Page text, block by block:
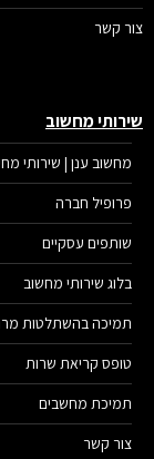
קשר
מחשוב
מחשוב ענן | שירותי
פרופיל חברה
שותפים עסקיים
בלוג שירותי מחשוב
תמיכה בהשתלטות מרחוק
טופס קריאת שרות
תמיכת מחשבים
צור קשר